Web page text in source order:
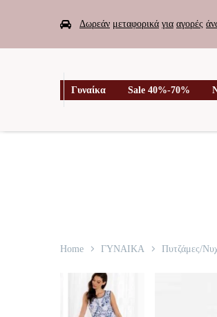
 Δωρεάν μεταφορικά για αγορές
Γυναίκα Sale 40%-70%
Home ΓΥΝΑΙΚΑ Πυτζάμες/